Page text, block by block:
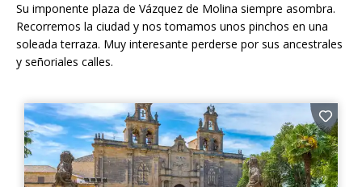
Su imponente plaza de Vázquez de Molina siempre asombra.
Recorremos la ciudad y nos tomamos unos pinchos en una
soleada terraza. Muy interesante perderse por sus ancestrales
y señoriales calles.